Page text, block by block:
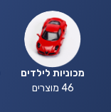
מכוניות לילדים
46 מוצרים